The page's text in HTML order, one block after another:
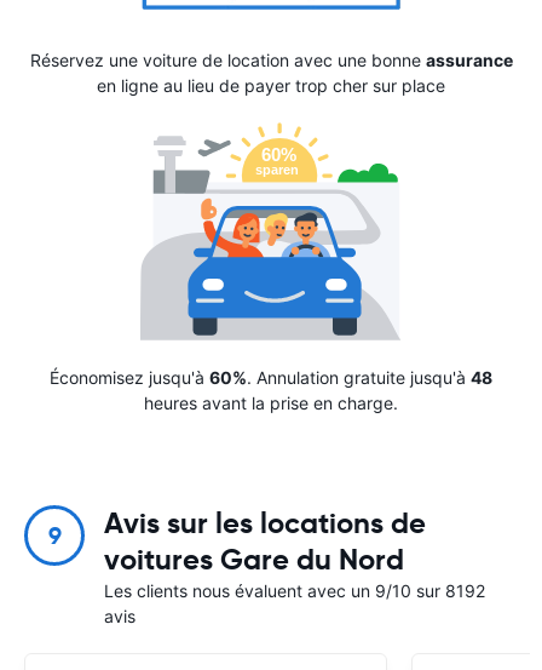
Réservez une voiture de location avec une bonne assurance
en ligne au lieu de payer trop cher sur place
Économisez jusqu'à 60%. Annulation gratuite jusqu'à 48
heures avant la prise en charge.
9
Avis sur les locations de
voitures Gare du Nord
Les clients nous évaluent avec un 9/10 sur 8192
avis